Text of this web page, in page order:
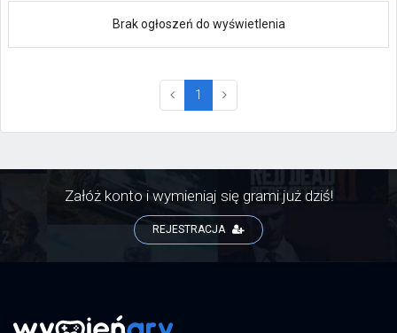
Brak ogłoszeń do wyświetlenia
1 (current)
Załóż konto i wymieniaj się grami już dziś!
REJESTRACJA